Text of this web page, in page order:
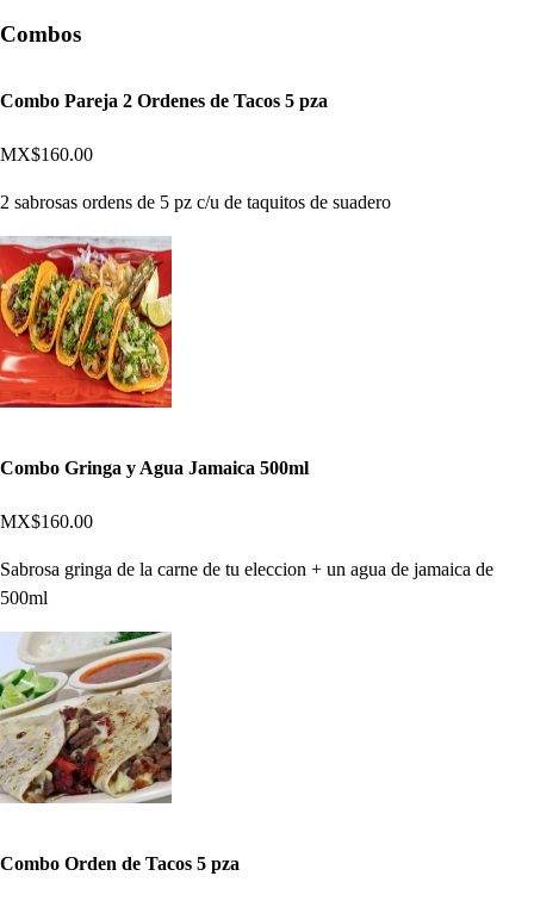
Combos
Combo Pareja 2 Ordenes de Tacos 5 pza
MX$160.00
2 sabrosas ordens de 5 pz c/u de taquitos de suadero
Combo Gringa y Agua Jamaica 500ml
MX$160.00
Sabrosa gringa de la carne de tu eleccion + un agua de jamaica de
500ml
Combo Orden de Tacos 5 pza